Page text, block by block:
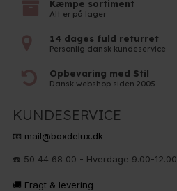
Kæmpe sortiment
Alt er på lager
14 dages fuld returret
Personlig dansk kundeservice
Opbevaring med Stil
Dansk webshop siden 2005
KUNDESERVICE
📧 mail@boxdelux.dk
☎️ 50 44 68 00 - Hverdage 9.00-12.00
🚚 Fragt & levering